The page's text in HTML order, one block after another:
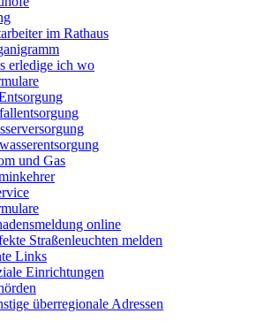
im Rathaus
erledige ich wo
und Gas
online
Straßenleuchten melden
Links
Einrichtungen
überregionale Adressen